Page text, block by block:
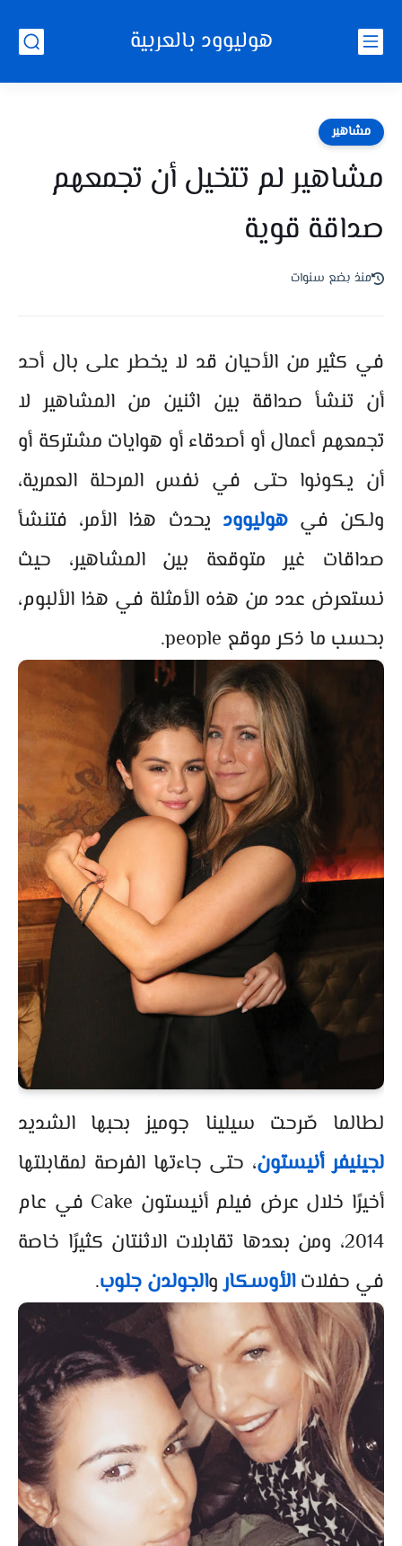
هوليوود بالعربية
مشاهير
مشاهير لم تتخيل أن تجمعهم
صداقة قوية
منذ بضع سنوات
في كثير من الأحيان قد لا يخطر على بال أحد
أن تنشأ صداقة بين اثنين من المشاهير لا
تجمعهم أعمال أو أصدقاء أو هوايات مشتركة أو
أن يكونوا حتى في نفس المرحلة العمرية،
ولكن فيهوليوود يحدث هذا الأمر، فتنشأ
صداقات غير متوقعة بين المشاهير، حيث
نستعرض عدد من هذه الأمثلة في هذا الألبوم،
بحسب ما ذكر موقع people.
لطالما صّرحت سيلينا جوميز بحبها الشديد
لجينيفر أنيستون، حتى جاءتها الفرصة لمقابلتها
أخيرًا خلال عرض فيلم أنيستون Cake في عام
2014، ومن بعدها تقابلات الاثنتان كثيرًا خاصة
في حفلاتالأوسكاروالجولدن جلوب.